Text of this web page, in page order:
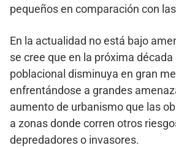
pequeños en comparación con
En la actualidad no está bajo
se cree que en la próxima
poblacional disminuya en gran
enfrentándose a grandes
aumento de urbanismo que las
a zonas donde corren otros
depredadores o invasores.